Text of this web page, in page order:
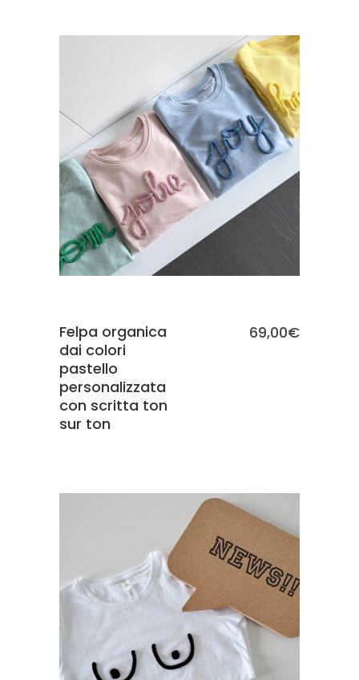
SCEGLI
Felpa organica
dai colori
pastello
personalizzata
con scritta ton
sur ton
69,00€
SCEGLI